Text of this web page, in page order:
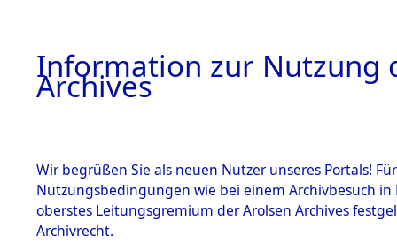
Information zur Nutzung
Archives
Wir begrüßen Sie als neuen Nutzer unseres Portals!
Nutzungsbedingungen wie bei einem Archivbesuch
oberstes Leitungsgremium der Arolsen Archives
Archivrecht.